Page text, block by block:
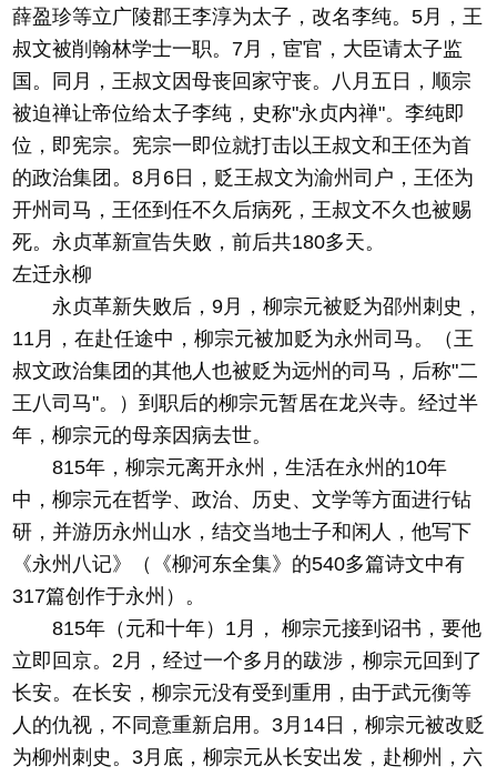
薛盈珍等立广陵郡王李淳为太子，改名李纯。5月，王
叔文被削翰林学士一职。7月，宦官，大臣请太子监
国。同月，王叔文因母丧回家守丧。八月五日，顺宗
被迫禅让帝位给太子李纯，史称"永贞内禅"。李纯即
位，即宪宗。宪宗一即位就打击以王叔文和王伾为首
的政治集团。8月6日，贬王叔文为渝州司户，王伾为
开州司马，王伾到任不久后病死，王叔文不久也被赐
死。永贞革新宣告失败，前后共180多天。
左迁永柳
永贞革新失败后，9月，柳宗元被贬为邵州刺史，
11月，在赴任途中，柳宗元被加贬为永州司马。（王
叔文政治集团的其他人也被贬为远州的司马，后称"二
王八司马"。）到职后的柳宗元暂居在龙兴寺。经过半
年，柳宗元的母亲因病去世。
815年，柳宗元离开永州，生活在永州的10年
中，柳宗元在哲学、政治、历史、文学等方面进行钻
研，并游历永州山水，结交当地士子和闲人，他写下
《永州八记》（《柳河东全集》的540多篇诗文中有
317篇创作于永州）。
815年（元和十年）1月， 柳宗元接到诏书，要他
立即回京。2月，经过一个多月的跋涉，柳宗元回到了
长安。在长安，柳宗元没有受到重用，由于武元衡等
人的仇视，不同意重新启用。3月14日，柳宗元被改贬
为柳州刺史。3月底，柳宗元从长安出发，赴柳州，六